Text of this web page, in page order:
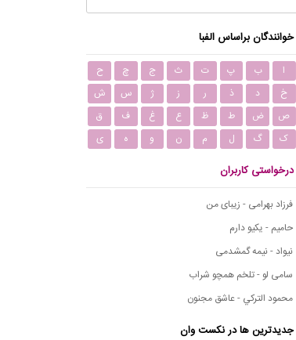
خوانندگان براساس الفبا
ا ب پ ت ث ج چ
ح
خ
د ذ ر ز ژ س
ش
ص
ض ط ظ ع غ ف
ق
ک
گ ل م ن و ه ی
درخواستی کاربران
فرزاد بهرامی - زیبای من
حامیم - یکیو دارم
نیواد - نیمه گمشدمی
سامی لو - تلخم همچو شراب
محمود التركي - عاشق مجنون
جدیدترین ها در نکست وان